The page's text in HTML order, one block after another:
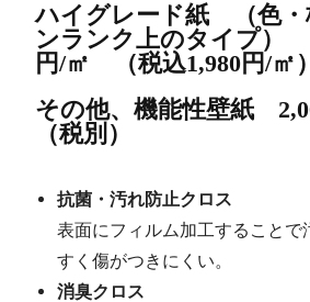
ハイグレード紙 （色・
ンランク上のタイプ
円/㎡ （税込1,980円/㎡）
その他、機能性壁紙
（税別）
抗菌・汚れ防止クロス
表面にフィルム加工することで
すく傷がつきにくい。
消臭クロス